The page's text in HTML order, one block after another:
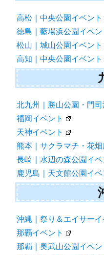
高松｜中央公園イベント
徳島｜藍場浜公園イベン
松山｜城山公園イベント
高知｜中央公園イベント
北九州｜勝山公園・門
福岡イベント
天神イベント
熊本｜サクラマチ・花畑
長崎｜水辺の森公園イベ
鹿児島｜天文館公園イベ
沖縄｜祭り＆エイサーイ
那覇イベント
那覇｜奥武山公園イベン